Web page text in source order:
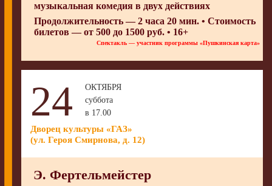
музыкальная комедия в двух действиях
Продолжительность — 2 часа 20 мин. • Стоимость
билетов — от 500 до 1500 руб. • 16+
Спектакль — участник программы «Пушкинская карта»
24
ОКТЯБРЯ
суббота
в 17.00
Дворец культуры «ГАЗ»
(ул. Героя Смирнова, д. 12)
Э. Фертельмейстер